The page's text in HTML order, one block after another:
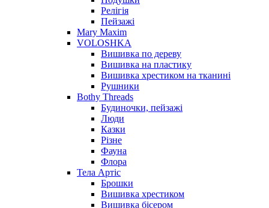
Релігія
Пейзажі
Mary Maxim
VOLOSHKA
Вишивка по дереву
Вишивка на пластику
Вишивка хрестиком на тканині
Рушники
Bothy Threads
Будиночки, пейзажі
Люди
Казки
Різне
Фауна
Флора
Тела Артіс
Брошки
Вишивка хрестиком
Вишивка бісером